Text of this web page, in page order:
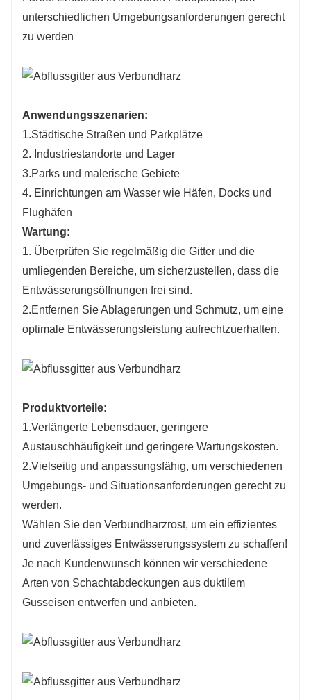
unterschiedlichen Umgebungsanforderungen gerecht
zu werden
Anwendungsszenarien:
1.Städtische Straßen und Parkplätze
2. Industriestandorte und Lager
3.Parks und malerische Gebiete
4. Einrichtungen am Wasser wie Häfen, Docks und
Flughäfen
Wartung:
1. Überprüfen Sie regelmäßig die Gitter und die
umliegenden Bereiche, um sicherzustellen, dass die
Entwässerungsöffnungen frei sind.
2.Entfernen Sie Ablagerungen und Schmutz, um eine
optimale Entwässerungsleistung aufrechtzuerhalten.
Produktvorteile:
1.Verlängerte Lebensdauer, geringere
Austauschhäufigkeit und geringere Wartungskosten.
2.Vielseitig und anpassungsfähig, um verschiedenen
Umgebungs- und Situationsanforderungen gerecht zu
werden.
Wählen Sie den Verbundharzrost, um ein effizientes
und zuverlässiges Entwässerungssystem zu schaffen!
Je nach Kundenwunsch können wir verschiedene
Arten von Schachtabdeckungen aus duktilem
Gusseisen entwerfen und anbieten.